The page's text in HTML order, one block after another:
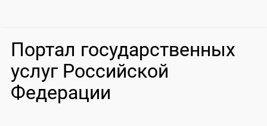
Портал государственных
услуг Российской
Федерации